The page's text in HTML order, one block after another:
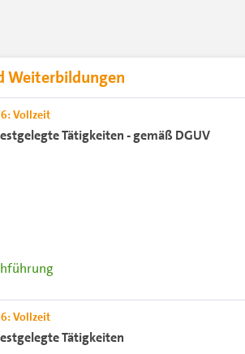
Weiterbildungen
Vollzeit
Tätigkeiten - gemäß DGUV
Vollzeit
Tätigkeiten